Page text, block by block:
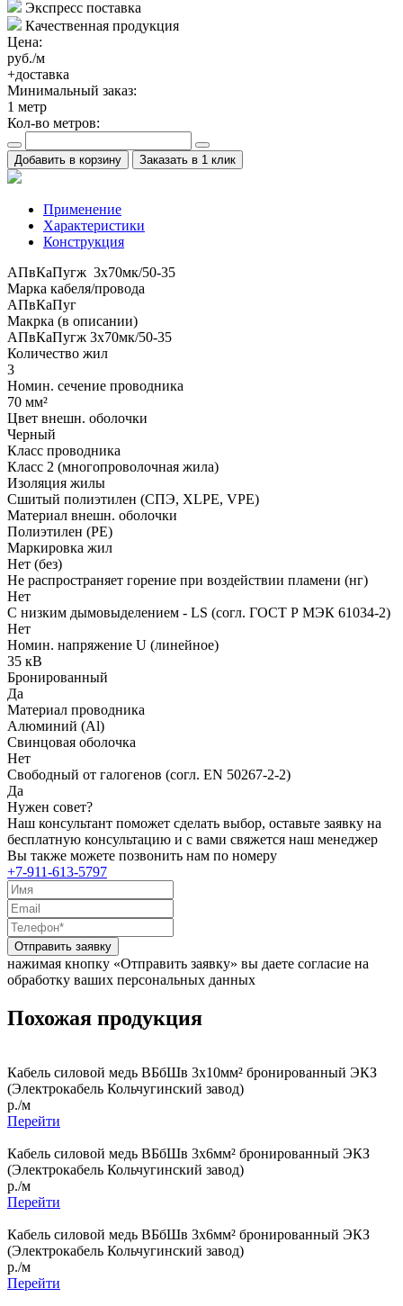
Экспресс поставка
Качественная продукция
Цена:
руб./м
+доставка
Минимальный заказ:
1 метр
Кол-во метров:
Добавить в корзину Заказать в 1 клик
Применение
Характеристики
Конструкция
АПвКаПугж 3x70мк/50-35
Марка кабеля/провода
АПвКаПуг
Макрка (в описании)
АПвКаПугж 3x70мк/50-35
Количество жил
3
Номин. сечение проводника
70 мм²
Цвет внешн. оболочки
Черный
Класс проводника
Класс 2 (многопроволочная жила)
Изоляция жилы
Сшитый полиэтилен (СПЭ, XLPE, VPE)
Материал внешн. оболочки
Полиэтилен (PE)
Маркировка жил
Нет (без)
Не распространяет горение при воздействии пламени (нг)
Нет
С низким дымовыделением - LS (согл. ГОСТ Р МЭК 61034-2)
Нет
Номин. напряжение U (линейное)
35 кВ
Бронированный
Да
Материал проводника
Алюминий (Al)
Свинцовая оболочка
Нет
Свободный от галогенов (согл. EN 50267-2-2)
Да
Нужен совет?
Наш консультант поможет сделать выбор, оставьте заявку на
бесплатную консультацию и с вами свяжется наш менеджер
Вы также можете позвонить нам по номеру
+7-911-613-5797
Отправить заявку
нажимая кнопку «Отправить заявку» вы даете согласие на
обработку ваших персональных данных
Похожая продукция
Кабель силовой медь ВБбШв 3x10мм² бронированный ЭКЗ
(Электрокабель Кольчугинский завод)
р./м
Перейти
Кабель силовой медь ВБбШв 3x6мм² бронированный ЭКЗ
(Электрокабель Кольчугинский завод)
р./м
Перейти
Кабель силовой медь ВБбШв 3x6мм² бронированный ЭКЗ
(Электрокабель Кольчугинский завод)
р./м
Перейти